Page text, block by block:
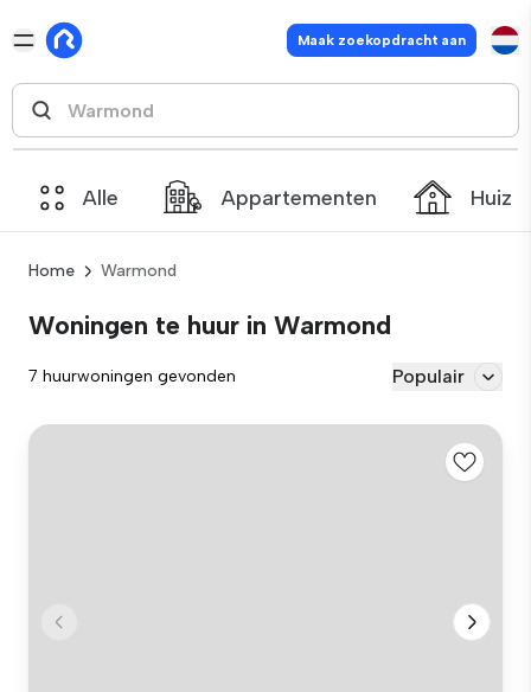
Maak zoekopdracht aan
Alle Appartementen
Home Warmond
Woningen te huur in Warmond
7 huurwoningen gevonden Populair